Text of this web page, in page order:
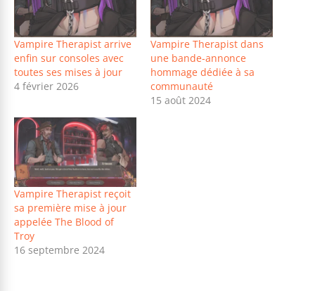
Vampire Therapist arrive
enfin sur consoles avec
toutes ses mises à jour
4 février 2026
Vampire Therapist dans
une bande-annonce
hommage dédiée à sa
communauté
15 août 2024
Vampire Therapist reçoit
sa première mise à jour
appelée The Blood of
Troy
16 septembre 2024